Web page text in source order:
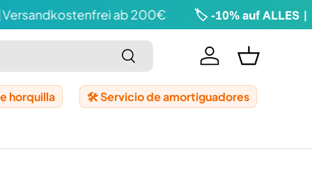
ab 200€ 🏷️ -10% auf ALLES |
Buscar en ConectarseCesta de la
horquilla 🛠️ Servicio de amortiguadores